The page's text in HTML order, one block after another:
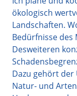
ökologisch
Landschaften.
Bedürfnisse
Desweiteren
Dazu gehört
Natur- und